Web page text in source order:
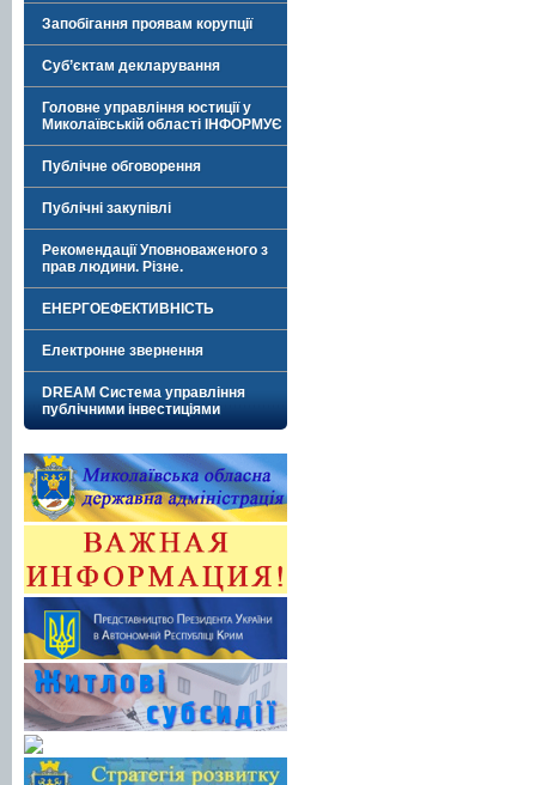
Запобігання проявам корупції
Суб’єктам декларування
Головне управління юстиції у
Миколаївській області ІНФОРМУЄ
Публічне обговорення
Публічні закупівлі
Рекомендації Уповноваженого з
прав людини. Різне.
ЕНЕРГОЕФЕКТИВНІСТЬ
Електронне звернення
DREAM Система управління
публічними інвестиціями